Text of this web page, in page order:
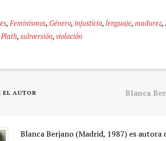
,Feminismos, Género, injusticia, lenguaje, madurez,
, subversión, violación
EL AUTOR Blanca
Blanca Berjano (Madrid, 1987) es autora